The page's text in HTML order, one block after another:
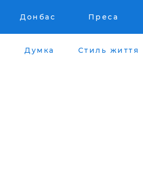
Донбас Преса
Думка Стиль життя